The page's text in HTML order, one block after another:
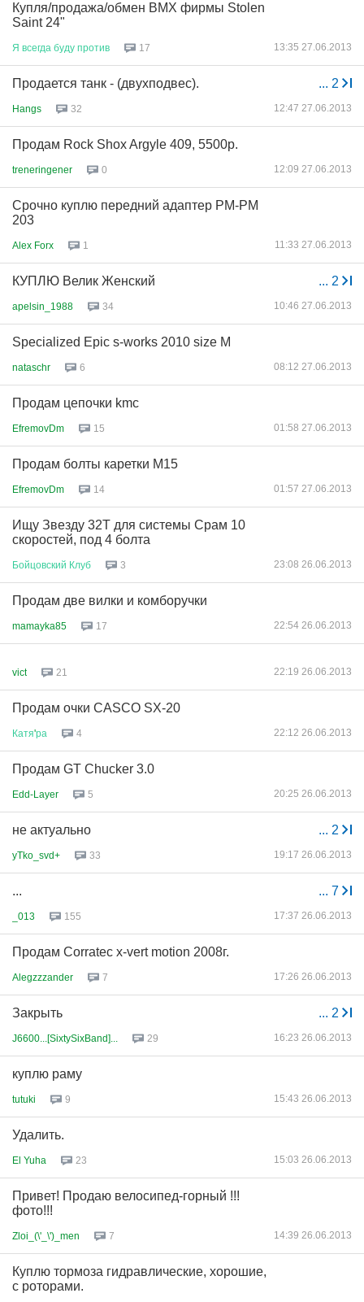
Купля/продажа/обмен ВМХ фирмы Stolen
Saint 24"
Я всегда буду против 17 13:35 27.06.2013
... 2
Продается танк - (двухподвес).
Hangs 32 12:47 27.06.2013
Продам Rock Shox Argyle 409, 5500р.
treneringener 0 12:09 27.06.2013
Срочно куплю передний адаптер PM-PM
203
Alex Forx 1 11:33 27.06.2013
... 2
КУПЛЮ Велик Женский
apelsin_1988 34 10:46 27.06.2013
Specialized Epic s-works 2010 size M
nataschr 6 08:12 27.06.2013
Продам цепочки kmc
EfremovDm 15 01:58 27.06.2013
Продам болты каретки M15
EfremovDm 14 01:57 27.06.2013
Ищу Звезду 32Т для системы Срам 10
скоростей, под 4 болта
Бойцовский Клуб 3 23:08 26.06.2013
Продам две вилки и комборучки
mamayka85 17 22:54 26.06.2013
vict 21 22:19 26.06.2013
Продам очки CASCO SX-20
Катя'ра 4 22:12 26.06.2013
Продам GT Chucker 3.0
Edd-Layer 5 20:25 26.06.2013
... 2
не актуально
yTko_svd+ 33 19:17 26.06.2013
... 7
...
_013 155 17:37 26.06.2013
Продам Corratec x-vert motion 2008г.
Alegzzzander 7 17:26 26.06.2013
... 2
Закрыть
J6600...[SixtySixBand]... 29 16:23 26.06.2013
куплю раму
tutuki 9 15:43 26.06.2013
Удалить.
El Yuha 23 15:03 26.06.2013
Привет! Продаю велосипед-горный !!!
фото!!!
Zloi_(\'_\')_men 7 14:39 26.06.2013
Куплю тормоза гидравлические, хорошие,
с роторами.